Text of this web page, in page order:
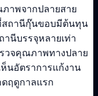
าพจากปลายสาย
สถานีกุ๊นขอบมีต้นทุน
นีบรรจุหลายเท่า
วจคุณภาพทางปลาย
นอัตราการแก้งาน
ฤดูกาลแรก